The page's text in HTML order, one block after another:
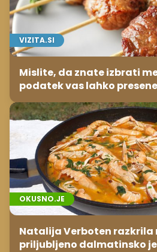
VIZITA.SI
Mislite, da znate izbrati
podatek vas lahko
OKUSNO.JE
Natalija Verboten razkrila
priljubljeno dalmatinsko